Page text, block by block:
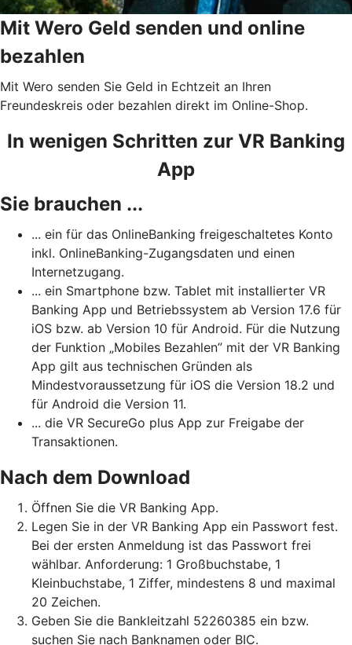
Mit Wero Geld senden und online
bezahlen
Mit Wero senden Sie Geld in Echtzeit an Ihren
Freundeskreis oder bezahlen direkt im Online-Shop.
In wenigen Schritten zur VR Banking
App
Sie brauchen ...
... ein für das OnlineBanking freigeschaltetes Konto
inkl. OnlineBanking-Zugangsdaten und einen
Internetzugang.
... ein Smartphone bzw. Tablet mit installierter VR
Banking App und Betriebssystem ab Version 17.6 für
iOS bzw. ab Version 10 für Android. Für die Nutzung
der Funktion „Mobiles Bezahlen” mit der VR Banking
App gilt aus technischen Gründen als
Mindestvoraussetzung für iOS die Version 18.2 und
für Android die Version 11.
... die VR SecureGo plus App zur Freigabe der
Transaktionen.
Nach dem Download
Öffnen Sie die VR Banking App.
Legen Sie in der VR Banking App ein Passwort fest.
Bei der ersten Anmeldung ist das Passwort frei
wählbar. Anforderung: 1 Großbuchstabe, 1
Kleinbuchstabe, 1 Ziffer, mindestens 8 und maximal
20 Zeichen.
Geben Sie die Bankleitzahl 52260385 ein bzw.
suchen Sie nach Banknamen oder BIC.